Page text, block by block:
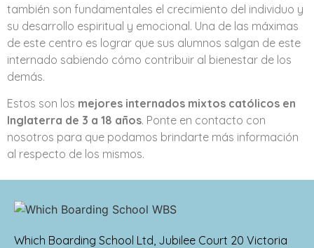
también son fundamentales el crecimiento del individuo y
su desarrollo espiritual y emocional. Una de las máximas
de este centro es lograr que sus alumnos salgan de este
internado sabiendo cómo contribuir al bienestar de los
demás.
Estos son los mejores internados mixtos católicos en
Inglaterra de 3 a 18 años. Ponte en contacto con
nosotros para que podamos brindarte más información
al respecto de los mismos.
Which Boarding School Ltd, Jubilee Court 20 Victoria